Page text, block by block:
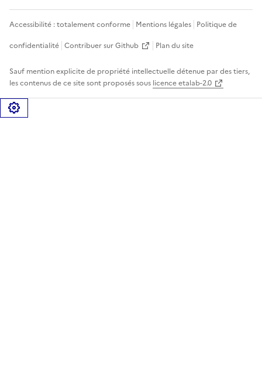
Accessibilité : totalement conforme Mentions légales Politique de
confidentialité Contribuer sur Github Plan du site
Sauf mention explicite de propriété intellectuelle détenue par des tiers,
les contenus de ce site sont proposés sous licence etalab-2.0
Gérer les cookies